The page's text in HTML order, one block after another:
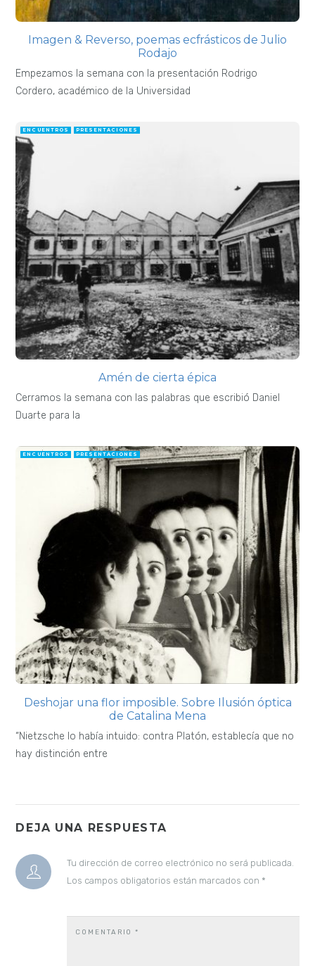
Imagen & Reverso, poemas ecfrásticos de Julio
Rodajo
Empezamos la semana con la presentación Rodrigo
Cordero, académico de la Universidad
ENCUENTROS PRESENTACIONES
Amén de cierta épica
Cerramos la semana con las palabras que escribió Daniel
Duarte para la
ENCUENTROS PRESENTACIONES
Deshojar una flor imposible. Sobre Ilusión óptica
de Catalina Mena
“Nietzsche lo había intuido: contra Platón, establecía que no
hay distinción entre
DEJA UNA RESPUESTA
Tu dirección de correo electrónico no será publicada.
Los campos obligatorios están marcados con *
COMENTARIO*